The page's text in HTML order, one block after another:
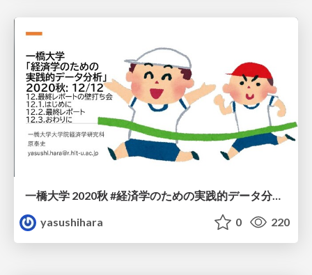
一橋大学 2020秋 #経済学のための実践的データ分析 12/12
yasushihara
0 220